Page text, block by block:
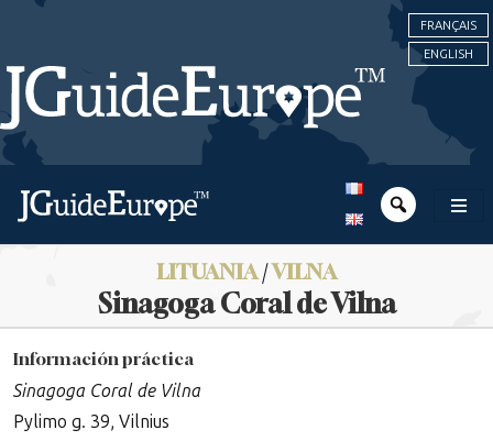
FRANÇAIS
ENGLISH
LITUANIA/VILNA
Sinagoga Coral de Vilna
Información práctica
Sinagoga Coral de Vilna
Pylimo g. 39, Vilnius